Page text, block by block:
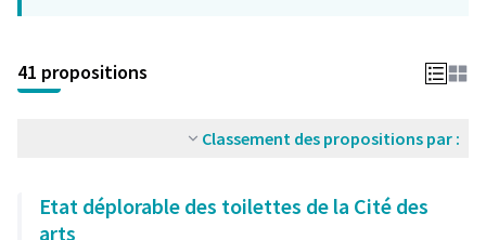
41 propositions
Classement des propositions par :
Etat déplorable des toilettes de la Cité des
arts